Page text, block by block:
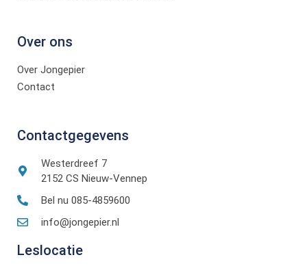
Over ons
Over Jongepier
Contact
Contactgegevens
Westerdreef 7
2152 CS Nieuw-Vennep
Bel nu 085-4859600
info@jongepier.nl
Leslocatie